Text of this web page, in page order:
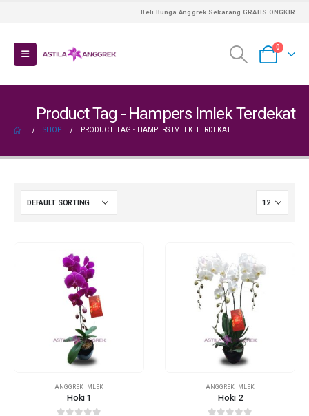
Beli Bunga Anggrek Sekarang GRATIS ONGKIR
0
Product Tag - Hampers Imlek Terdekat
SHOP PRODUCT TAG - HAMPERS IMLEK TERDEKAT
ANGGREK IMLEK
Hoki 1
ANGGREK IMLEK
Hoki 2